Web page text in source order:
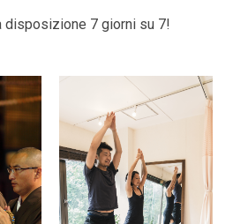
disposizione 7 giorni su 7!